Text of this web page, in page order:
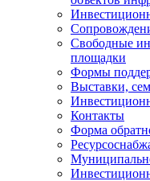
Свободные
площадки
Формы
Выставки,
Контакты
Форма